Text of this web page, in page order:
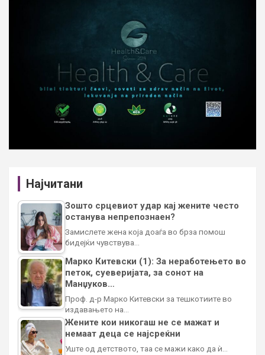
Најчитани
Зошто срцевиот удар кај жените често
останува непрепознаен?
Замислете жена која доаѓа во брза помош
бидејќи чувствува…
Марко Китевски (1): За неработењето во
петок, суеверијата, за сонот на
Манџуков…
Проф. д-р Марко Китевски за тешкотиите во
издавањето на…
Жените кои никогаш не се мажат и
немаат деца се најсреќни
Уште од детството, таа се мажи како да ѝ…